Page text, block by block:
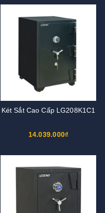
Két Sắt Cao Cấp LG208K1C1
14.039.000₫